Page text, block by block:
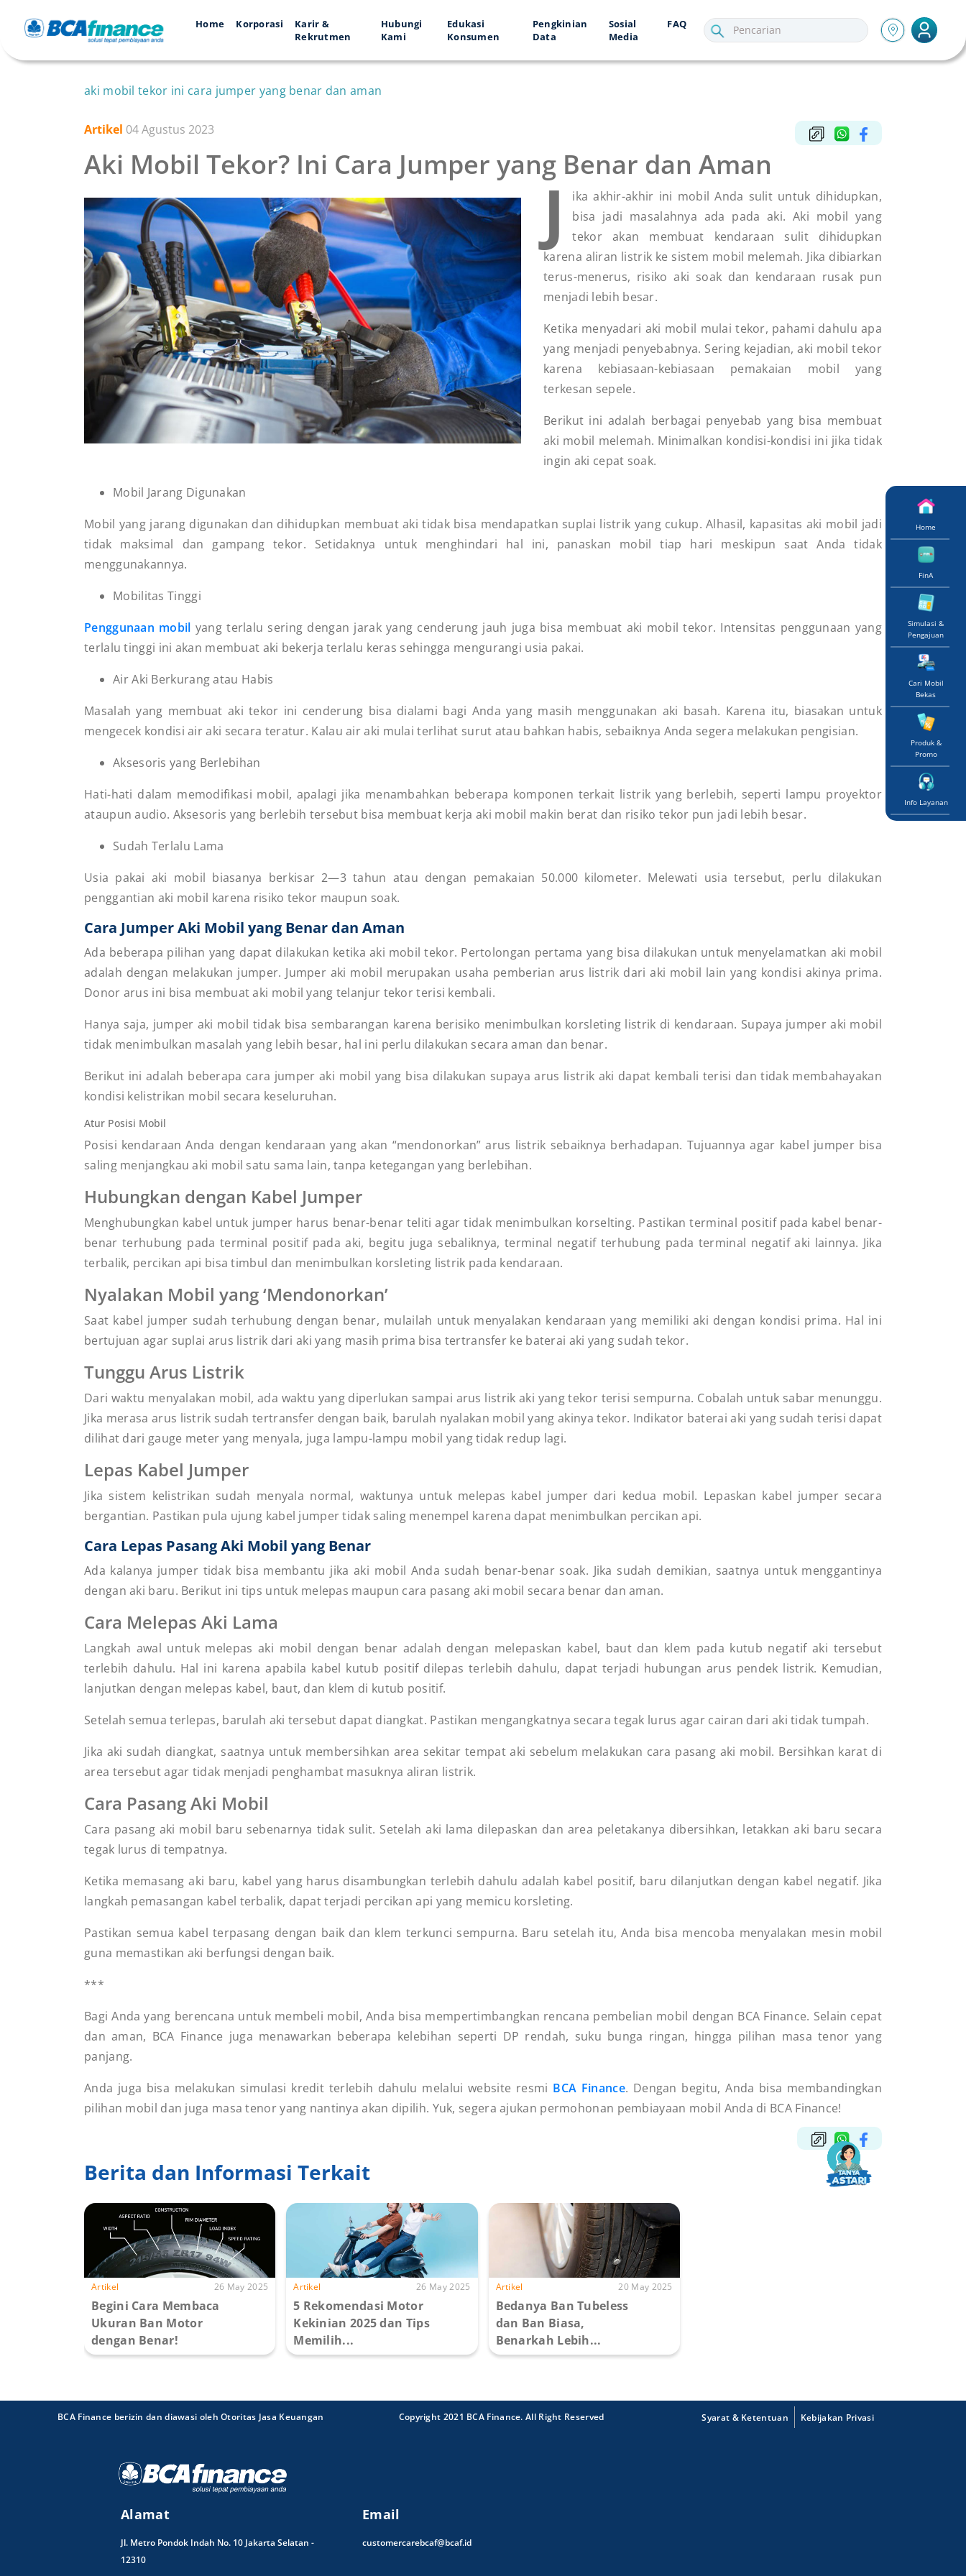
Home Korporasi
Karir &
Rekrutmen
Hubungi
Kami
Edukasi
Konsumen
Pengkinian
Data
Sosial
Media
FAQ
Home
FinA
Simulasi &
Pengajuan
Cari Mobil
Bekas
Produk &
Promo
Info Layanan
aki mobil tekor ini cara jumper yang benar dan aman
Artikel 04 Agustus 2023
Aki Mobil Tekor? Ini Cara Jumper yang Benar dan Aman
J
ika akhir-akhir ini mobil Anda sulit untuk dihidupkan,
bisa jadi masalahnya ada pada aki. Aki mobil yang
tekor akan membuat kendaraan sulit dihidupkan
karena aliran listrik ke sistem mobil melemah. Jika dibiarkan
terus-menerus, risiko aki soak dan kendaraan rusak pun
menjadi lebih besar.
Ketika menyadari aki mobil mulai tekor, pahami dahulu apa
yang menjadi penyebabnya. Sering kejadian, aki mobil tekor
karena kebiasaan-kebiasaan pemakaian mobil yang
terkesan sepele.
Berikut ini adalah berbagai penyebab yang bisa membuat
aki mobil melemah. Minimalkan kondisi-kondisi ini jika tidak
ingin aki cepat soak.
Mobil Jarang Digunakan
Mobil yang jarang digunakan dan dihidupkan membuat aki tidak bisa mendapatkan suplai listrik yang cukup. Alhasil, kapasitas aki mobil jadi
tidak maksimal dan gampang tekor. Setidaknya untuk menghindari hal ini, panaskan mobil tiap hari meskipun saat Anda tidak
menggunakannya.
Mobilitas Tinggi
Penggunaan mobil yang terlalu sering dengan jarak yang cenderung jauh juga bisa membuat aki mobil tekor. Intensitas penggunaan yang
terlalu tinggi ini akan membuat aki bekerja terlalu keras sehingga mengurangi usia pakai.
Air Aki Berkurang atau Habis
Masalah yang membuat aki tekor ini cenderung bisa dialami bagi Anda yang masih menggunakan aki basah. Karena itu, biasakan untuk
mengecek kondisi air aki secara teratur. Kalau air aki mulai terlihat surut atau bahkan habis, sebaiknya Anda segera melakukan pengisian.
Aksesoris yang Berlebihan
Hati-hati dalam memodifikasi mobil, apalagi jika menambahkan beberapa komponen terkait listrik yang berlebih, seperti lampu proyektor
ataupun audio. Aksesoris yang berlebih tersebut bisa membuat kerja aki mobil makin berat dan risiko tekor pun jadi lebih besar.
Sudah Terlalu Lama
Usia pakai aki mobil biasanya berkisar 2—3 tahun atau dengan pemakaian 50.000 kilometer. Melewati usia tersebut, perlu dilakukan
penggantian aki mobil karena risiko tekor maupun soak.
Cara Jumper Aki Mobil yang Benar dan Aman
Ada beberapa pilihan yang dapat dilakukan ketika aki mobil tekor. Pertolongan pertama yang bisa dilakukan untuk menyelamatkan aki mobil
adalah dengan melakukan jumper. Jumper aki mobil merupakan usaha pemberian arus listrik dari aki mobil lain yang kondisi akinya prima.
Donor arus ini bisa membuat aki mobil yang telanjur tekor terisi kembali.
Hanya saja, jumper aki mobil tidak bisa sembarangan karena berisiko menimbulkan korsleting listrik di kendaraan. Supaya jumper aki mobil
tidak menimbulkan masalah yang lebih besar, hal ini perlu dilakukan secara aman dan benar.
Berikut ini adalah beberapa cara jumper aki mobil yang bisa dilakukan supaya arus listrik aki dapat kembali terisi dan tidak membahayakan
kondisi kelistrikan mobil secara keseluruhan.
Atur Posisi Mobil
Posisi kendaraan Anda dengan kendaraan yang akan “mendonorkan” arus listrik sebaiknya berhadapan. Tujuannya agar kabel jumper bisa
saling menjangkau aki mobil satu sama lain, tanpa ketegangan yang berlebihan.
Hubungkan dengan Kabel Jumper
Menghubungkan kabel untuk jumper harus benar-benar teliti agar tidak menimbulkan korselting. Pastikan terminal positif pada kabel benar-
benar terhubung pada terminal positif pada aki, begitu juga sebaliknya, terminal negatif terhubung pada terminal negatif aki lainnya. Jika
terbalik, percikan api bisa timbul dan menimbulkan korsleting listrik pada kendaraan.
Nyalakan Mobil yang ‘Mendonorkan’
Saat kabel jumper sudah terhubung dengan benar, mulailah untuk menyalakan kendaraan yang memiliki aki dengan kondisi prima. Hal ini
bertujuan agar suplai arus listrik dari aki yang masih prima bisa tertransfer ke baterai aki yang sudah tekor.
Tunggu Arus Listrik
Dari waktu menyalakan mobil, ada waktu yang diperlukan sampai arus listrik aki yang tekor terisi sempurna. Cobalah untuk sabar menunggu.
Jika merasa arus listrik sudah tertransfer dengan baik, barulah nyalakan mobil yang akinya tekor. Indikator baterai aki yang sudah terisi dapat
dilihat dari gauge meter yang menyala, juga lampu-lampu mobil yang tidak redup lagi.
Lepas Kabel Jumper
Jika sistem kelistrikan sudah menyala normal, waktunya untuk melepas kabel jumper dari kedua mobil. Lepaskan kabel jumper secara
bergantian. Pastikan pula ujung kabel jumper tidak saling menempel karena dapat menimbulkan percikan api.
Cara Lepas Pasang Aki Mobil yang Benar
Ada kalanya jumper tidak bisa membantu jika aki mobil Anda sudah benar-benar soak. Jika sudah demikian, saatnya untuk menggantinya
dengan aki baru. Berikut ini tips untuk melepas maupun cara pasang aki mobil secara benar dan aman.
Cara Melepas Aki Lama
Langkah awal untuk melepas aki mobil dengan benar adalah dengan melepaskan kabel, baut dan klem pada kutub negatif aki tersebut
terlebih dahulu. Hal ini karena apabila kabel kutub positif dilepas terlebih dahulu, dapat terjadi hubungan arus pendek listrik. Kemudian,
lanjutkan dengan melepas kabel, baut, dan klem di kutub positif.
Setelah semua terlepas, barulah aki tersebut dapat diangkat. Pastikan mengangkatnya secara tegak lurus agar cairan dari aki tidak tumpah.
Jika aki sudah diangkat, saatnya untuk membersihkan area sekitar tempat aki sebelum melakukan cara pasang aki mobil. Bersihkan karat di
area tersebut agar tidak menjadi penghambat masuknya aliran listrik.
Cara Pasang Aki Mobil
Cara pasang aki mobil baru sebenarnya tidak sulit. Setelah aki lama dilepaskan dan area peletakanya dibersihkan, letakkan aki baru secara
tegak lurus di tempatnya.
Ketika memasang aki baru, kabel yang harus disambungkan terlebih dahulu adalah kabel positif, baru dilanjutkan dengan kabel negatif. Jika
langkah pemasangan kabel terbalik, dapat terjadi percikan api yang memicu korsleting.
Pastikan semua kabel terpasang dengan baik dan klem terkunci sempurna. Baru setelah itu, Anda bisa mencoba menyalakan mesin mobil
guna memastikan aki berfungsi dengan baik.
***
Bagi Anda yang berencana untuk membeli mobil, Anda bisa mempertimbangkan rencana pembelian mobil dengan BCA Finance. Selain cepat
dan aman, BCA Finance juga menawarkan beberapa kelebihan seperti DP rendah, suku bunga ringan, hingga pilihan masa tenor yang
panjang.
Anda juga bisa melakukan simulasi kredit terlebih dahulu melalui website resmi BCA Finance. Dengan begitu, Anda bisa membandingkan
pilihan mobil dan juga masa tenor yang nantinya akan dipilih. Yuk, segera ajukan permohonan pembiayaan mobil Anda di BCA Finance!
Berita dan Informasi Terkait
Artikel 26 May 2025
Begini Cara Membaca
Ukuran Ban Motor
dengan Benar!
Artikel 26 May 2025
5 Rekomendasi Motor
Kekinian 2025 dan Tips
Memilih...
Artikel 20 May 2025
Bedanya Ban Tubeless
dan Ban Biasa,
Benarkah Lebih...
BCA Finance berizin dan diawasi oleh Otoritas Jasa Keuangan Copyright 2021 BCA Finance. All Right Reserved Syarat & Ketentuan Kebijakan Privasi
Alamat
Jl. Metro Pondok Indah No. 10 Jakarta Selatan -
12310
Email
customercarebcaf@bcaf.id